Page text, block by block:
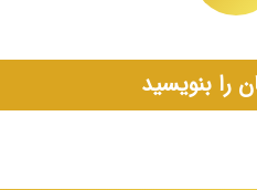
را بنویسید